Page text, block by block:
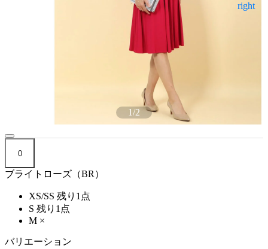
1/2
0
ブライトローズ（BR）
XS/SS 残り1点
S 残り1点
M ×
バリエーション